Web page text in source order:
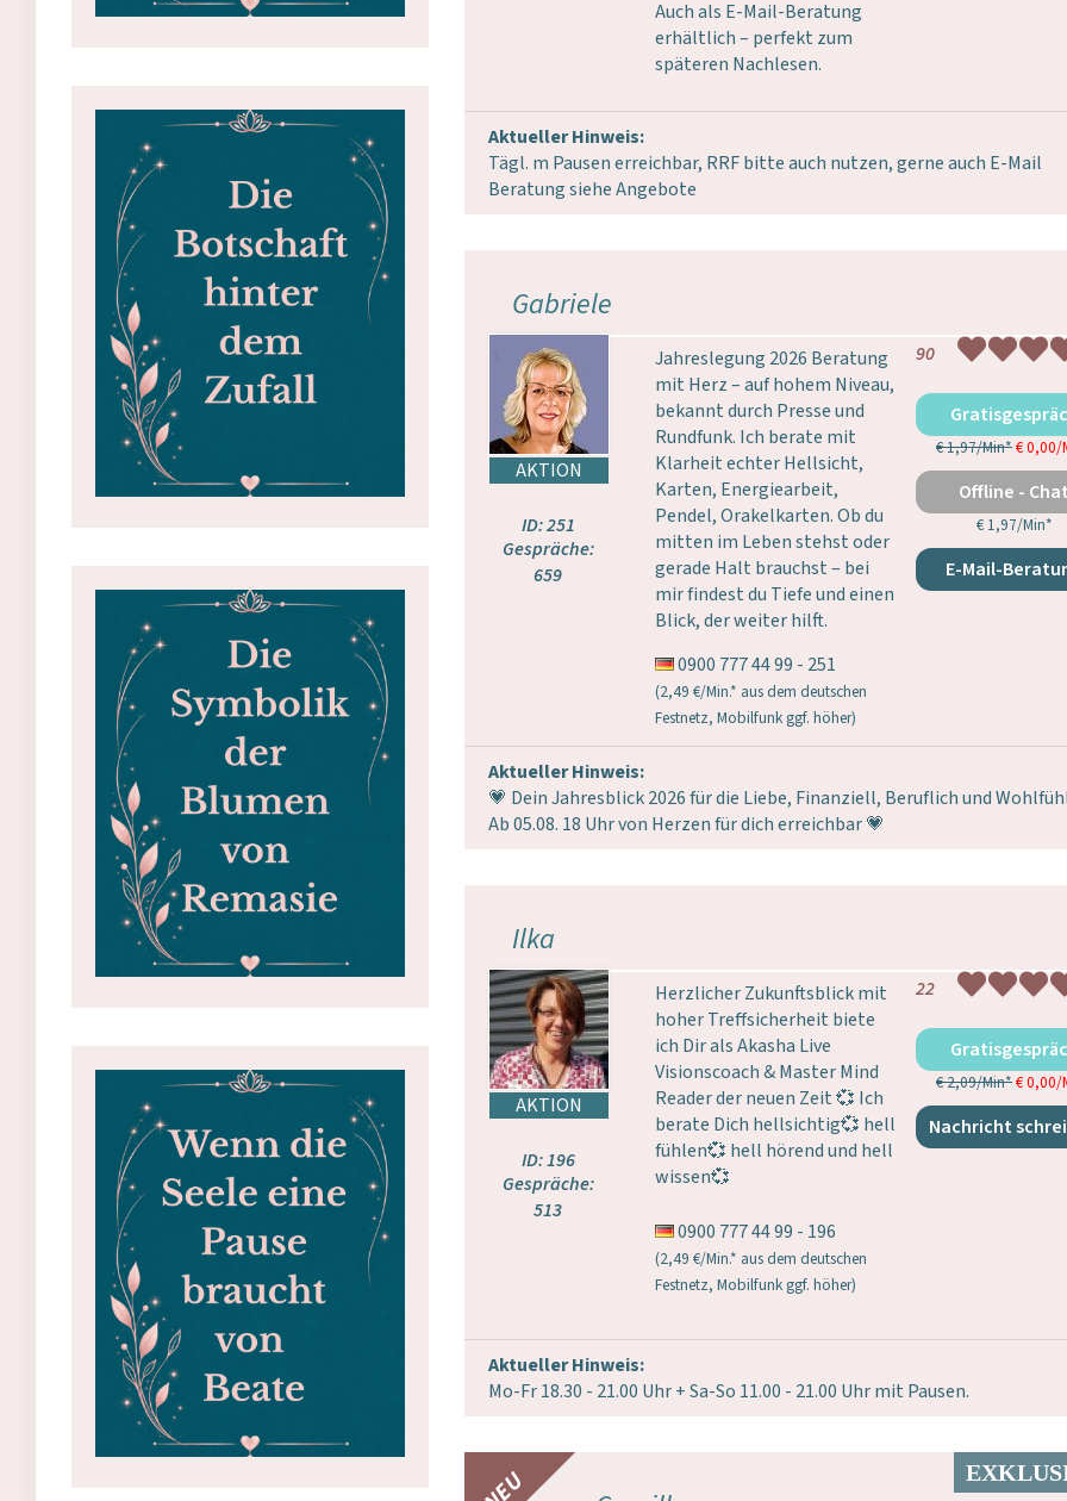
Auch als E-Mail-Beratung
erhältlich – perfekt zum
späteren Nachlesen.
Aktueller Hinweis:
Tägl. m Pausen erreichbar, RRF bitte auch nutzen, gerne auch E-Mail
Beratung siehe Angebote
Gabriele
ID: 251
Gespräche:
659
Jahreslegung 2026 Beratung
mit Herz – auf hohem Niveau,
bekannt durch Presse und
Rundfunk. Ich berate mit
Klarheit echter Hellsicht,
Karten, Energiearbeit,
Pendel, Orakelkarten. Ob du
mitten im Leben stehst oder
gerade Halt brauchst – bei
mir findest du Tiefe und einen
Blick, der weiter hilft.
90
€ 1,97/Min*€ 0,00/
Offline -
€ 1,97/Min*
E-Mail-
Aktueller Hinweis:
💗 Dein Jahresblick 2026 für die Liebe, Finanziell, Beruflich und
Ab 05.08. 18 Uhr von Herzen für dich erreichbar 💗
0900 777 44 99 - 251
(2,49 €/Min.* aus dem deutschen
Festnetz, Mobilfunk ggf. höher)
Ilka
ID: 196
Gespräche:
513
Herzlicher Zukunftsblick mit
hoher Treffsicherheit biete
ich Dir als Akasha Live
Visionscoach & Master Mind
Reader der neuen Zeit 💞 Ich
berate Dich hellsichtig💞 hell
fühlen💞 hell hörend und hell
wissen💞
22
€ 2,09/Min*€ 0,00/
Nachricht
Aktueller Hinweis:
Mo-Fr 18.30 - 21.00 Uhr + Sa-So 11.00 - 21.00 Uhr mit Pausen.
0900 777 44 99 - 196
(2,49 €/Min.* aus dem deutschen
Festnetz, Mobilfunk ggf. höher)